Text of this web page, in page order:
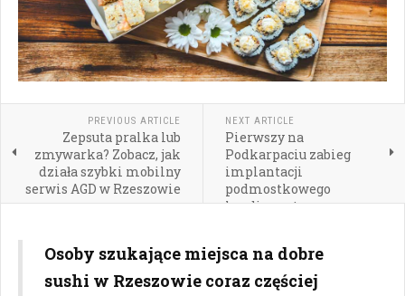
PREVIOUS ARTICLE
Zepsuta pralka lub
zmywarka? Zobacz, jak
działa szybki mobilny
serwis AGD w Rzeszowie
NEXT ARTICLE
Pierwszy na
Podkarpaciu zabieg
implantacji
podmostkowego
kardiowertera-
Osoby szukające miejsca na dobre
sushi w Rzeszowie coraz częściej